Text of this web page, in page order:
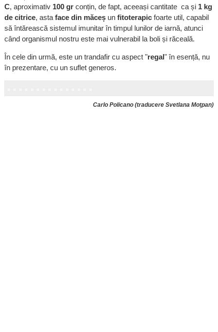
C, aproximativ 100 grconțin, de fapt, aceeași cantitate ca și 1 kg
de citrice, asta face din măceșun fitoterapic foarte util, capabil
să întărească sistemul imunitar în timpul lunilor de iarnă, atunci
când organismul nostru este mai vulnerabil la boli și răceală.
În cele din urmă, este un trandafir cu aspect "regal" în esență, nu
în prezentare, cu un suflet generos.
Carlo Policano (traducere Svetlana Moțpan)